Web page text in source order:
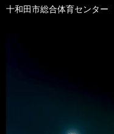
十和田市総合体育センター